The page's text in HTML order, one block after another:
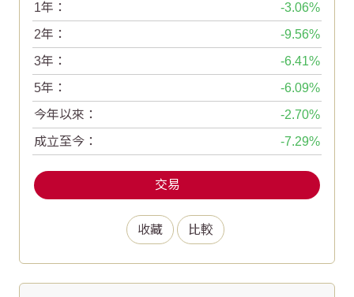
收藏 比較
1年：
-3.06
2年：
-9.56
3年：
-6.41
5年：
-6.09
今年以來：
-2.70
成立至今：
-7.29
交易